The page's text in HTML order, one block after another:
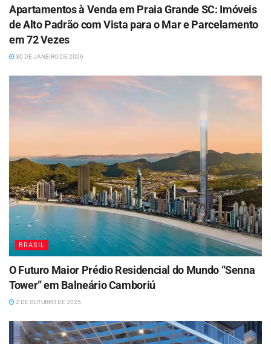
Apartamentos à Venda em Praia Grande SC: Imóveis
de Alto Padrão com Vista para o Mar e Parcelamento
em 72 Vezes
30 DE JANEIRO DE 2026
BRASIL
O Futuro Maior Prédio Residencial do Mundo “Senna
Tower” em Balneário Camboriú
2 DE OUTUBRO DE 2025